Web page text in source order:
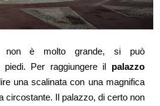
non è molto grande, si può
piedi. Per raggiungere il palazzo
una scalinata con una magnifica
circostante.
Il palazzo, di certo non